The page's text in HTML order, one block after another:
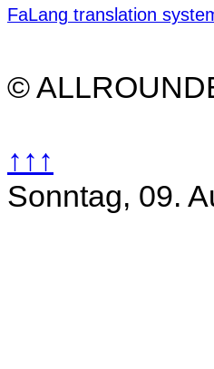
FaLang translation
©
↑↑↑
Sonntag, 09.